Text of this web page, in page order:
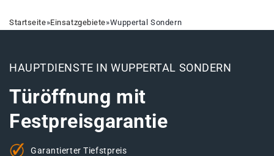
Startseite»Einsatzgebiete»Wuppertal Sondern
HAUPTDIENSTE IN WUPPERTAL SONDERN
Türöffnung mit
Festpreisgarantie
Garantierter Tiefstpreis